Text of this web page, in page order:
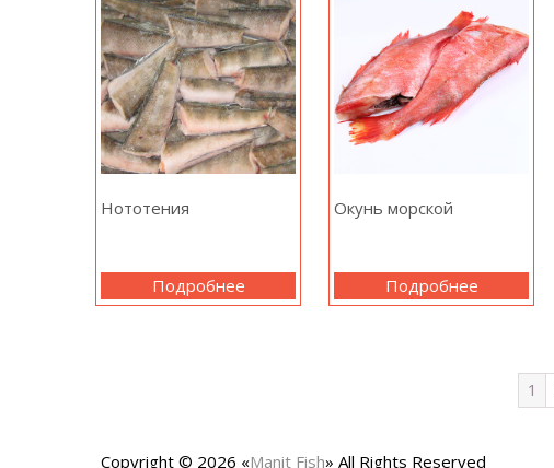
Нототения
Подробнее
Окунь морской
Подробнее
1
Copyright © 2026 «Manit Fish» All Rights Reserved